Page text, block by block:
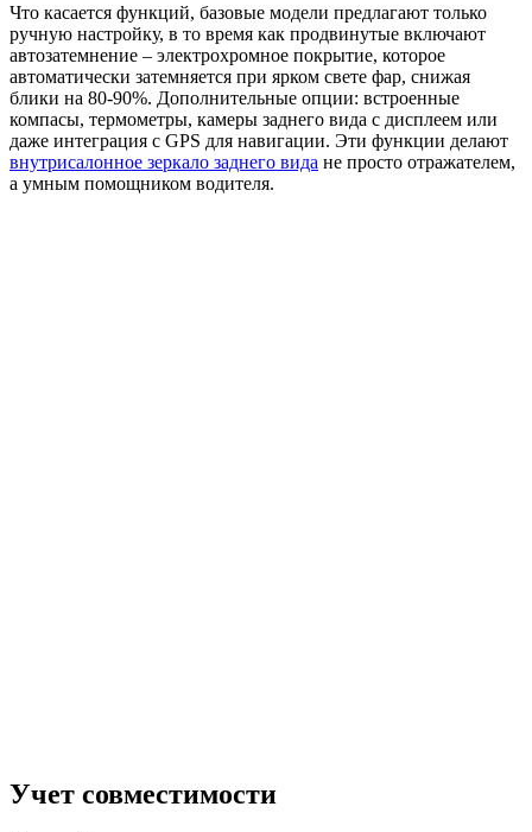
Что касается функций, базовые модели предлагают только
ручную настройку, в то время как продвинутые включают
автозатемнение – электрохромное покрытие, которое
автоматически затемняется при ярком свете фар, снижая
блики на 80-90%. Дополнительные опции: встроенные
компасы, термометры, камеры заднего вида с дисплеем или
даже интеграция с GPS для навигации. Эти функции делают
внутрисалонное зеркало заднего вида не просто отражателем,
а умным помощником водителя.
Учет совместимости